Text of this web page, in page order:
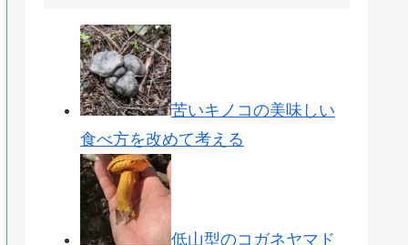
苦いキノコの美味しい
食べ方を改めて考える
低山型のコガネヤマド